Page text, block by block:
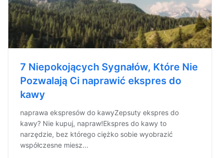
7 Niepokojących Sygnałów, Które Nie
Pozwalają Ci naprawić ekspres do
kawy
naprawa ekspresów do kawyZepsuty ekspres do
kawy? Nie kupuj, napraw!Ekspres do kawy to
narzędzie, bez którego ciężko sobie wyobrazić
współczesne miesz...